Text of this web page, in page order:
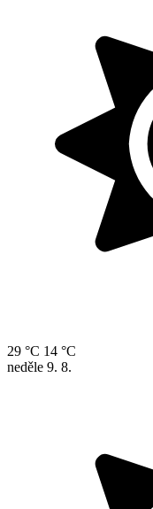
29 °C 14 °C
neděle 9. 8.